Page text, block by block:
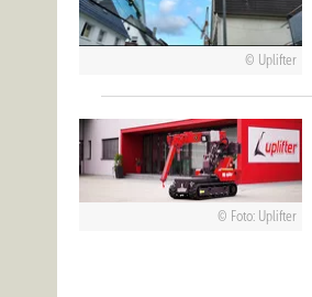
Uplifter
Foto: Uplifter